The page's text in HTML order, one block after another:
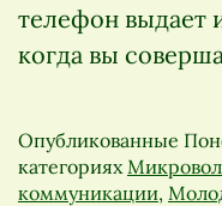
телефон выдает
когда вы
Опубликованные
категориях
коммуникации,